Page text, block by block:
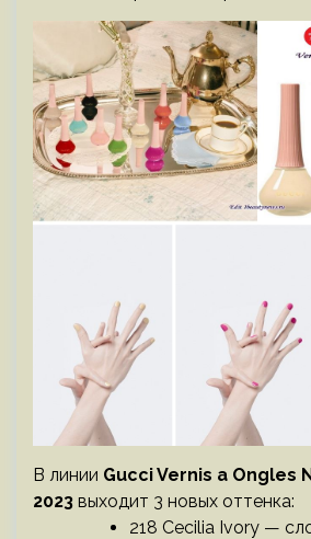
В линии Gucci Vernis a Ongles
2023 выходит 3 новых оттенка:
218 Cecilia Ivory —